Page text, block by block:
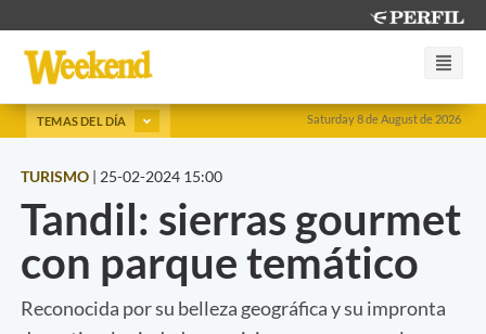
Saturday 8 de August de 2026
TEMAS DEL DÍA
TURISMO | 25-02-2024 15:00
Tandil: sierras gourmet
con parque temático
Reconocida por su belleza geográfica y su impronta